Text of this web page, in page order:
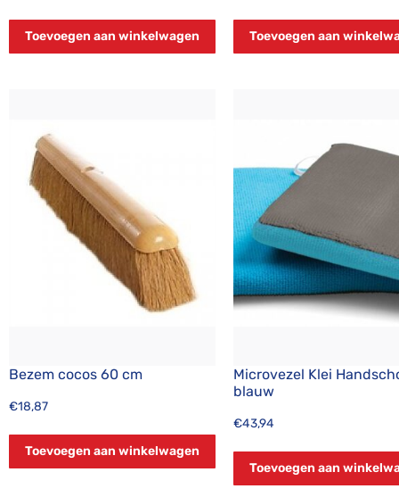
Toevoegen aan winkelwagen Toevoegen aan
Bezem cocos 60 cm
€18,87
Toevoegen aan winkelwagen
Microvezel Klei
blauw
€43,94
Toevoegen aan